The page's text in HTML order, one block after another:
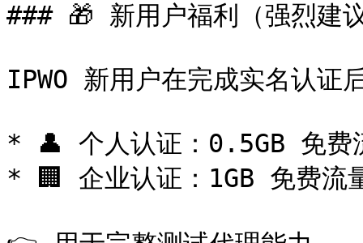
### 🎁 新用户福利（强烈建
IPWO 新用户在完成实名认证
* 👤 个人认证：0.5GB 免费
* 🏢 企业认证：1GB 免费流